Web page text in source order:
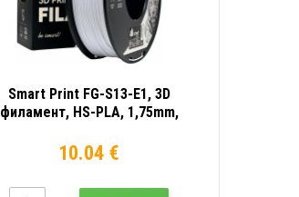
Smart Print FG-S13-E1, 3D
филамент, HS-PLA, 1,75mm,
10.04 €